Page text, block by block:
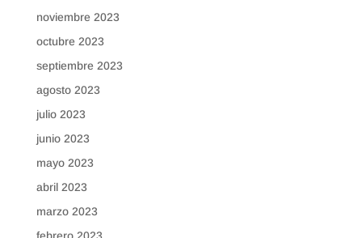
noviembre 2023
octubre 2023
septiembre 2023
agosto 2023
julio 2023
junio 2023
mayo 2023
abril 2023
marzo 2023
febrero 2023